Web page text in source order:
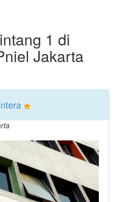
1 di
Jakarta